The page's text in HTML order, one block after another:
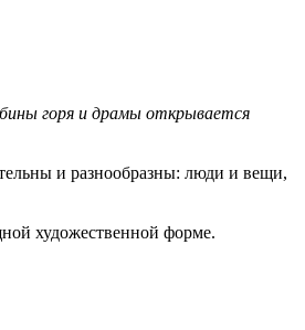
горя и драмы открывается
и разнообразны: люди и вещи,
художественной форме.